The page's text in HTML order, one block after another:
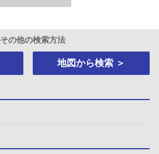
その他の検索方法
地図から検索 ＞